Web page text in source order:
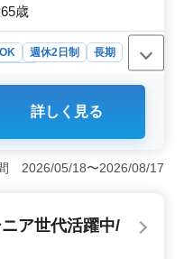
歳
週休2日制
長期
助・スタッフ
詳しく見る
2026/05/18〜2026/08/17
ア世代活躍中/